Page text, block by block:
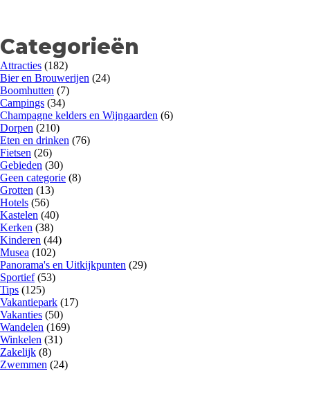
Categorieën
Attracties (182)
Bier en Brouwerijen (24)
Boomhutten (7)
Campings (34)
Champagne kelders en Wijngaarden (6)
Dorpen (210)
Eten en drinken (76)
Fietsen (26)
Gebieden (30)
Geen categorie (8)
Grotten (13)
Hotels (56)
Kastelen (40)
Kerken (38)
Kinderen (44)
Musea (102)
Panorama's en Uitkijkpunten (29)
Sportief(53)
Tips (125)
Vakantiepark (17)
Vakanties (50)
Wandelen (169)
Winkelen (31)
Zakelijk (8)
Zwemmen (24)